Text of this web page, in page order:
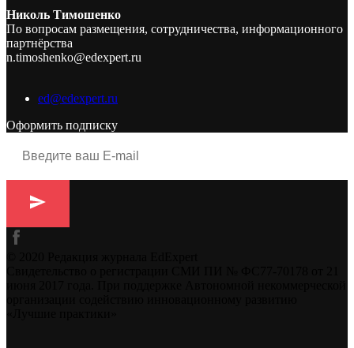
Николь Тимошенко
По вопросам размещения, сотрудничества, информационного
партнёрства
n.timoshenko@edexpert.ru
ed@edexpert.ru
Оформить подписку